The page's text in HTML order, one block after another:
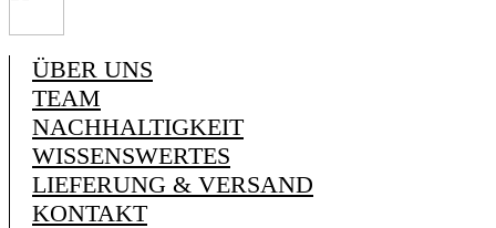
ÜBER UNS
TEAM
NACHHALTIGKEIT
WISSENSWERTES
LIEFERUNG & VERSAND
KONTAKT